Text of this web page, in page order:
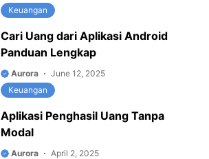
Keuangan
Cari Uang dari Aplikasi Android
Panduan Lengkap
Aurora
June 12, 2025
Keuangan
Aplikasi Penghasil Uang Tanpa
Modal
Aurora April 2, 2025